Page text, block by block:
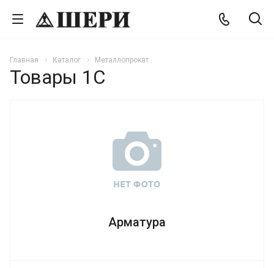
Главная Каталог Металлопрокат
Товары 1С
Арматура